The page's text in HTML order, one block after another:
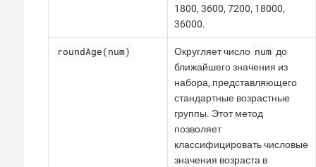
1800, 3600, 7200, 18000,
36000.
roundAge(num) Округляет число num до
ближайшего значения из
набора, представляющего
стандартные возрастные
группы. Этот метод
позволяет
классифицировать числовые
значения возраста в